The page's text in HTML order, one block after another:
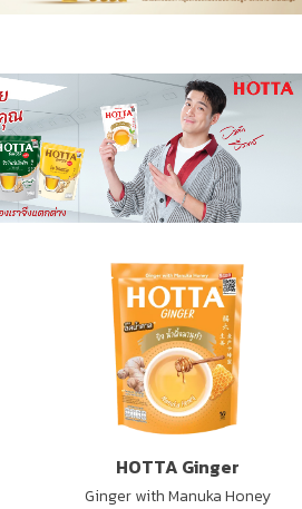
HOTTA Ginger
Ginger with Manuka Honey